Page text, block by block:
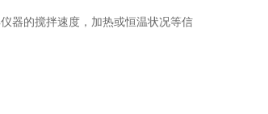
器的搅拌速度，加热或恒温状况等信